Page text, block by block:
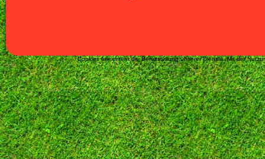
Cookies erleichtern die Bereitstellung unserer Dienste. Mit der